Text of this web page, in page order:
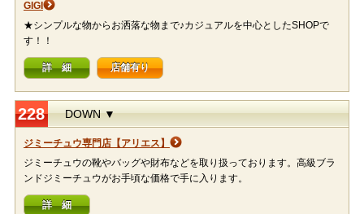
GIGI
★シンプルな物からお洒落な物まで♪カジュアルを中心としたSHOPで
す！！
詳 細 店舗有り
228 DOWN ▼
ジミーチュウ専門店【アリエス】
ジミーチュウの靴やバッグや財布などを取り扱っております。高級ブラ
ンドジミーチュウがお手頃な価格で手に入ります。
詳 細